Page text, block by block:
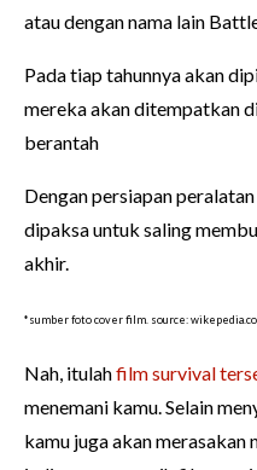
atau dengan nama lain
Pada tiap tahunnya akan
mereka akan ditempatkan
berantah
Dengan persiapan
dipaksa untuk saling
akhir.
*sumber foto cover film. source:
Nah, itulahfilm survival
menemani kamu. Selain
kamu juga akan merasakan